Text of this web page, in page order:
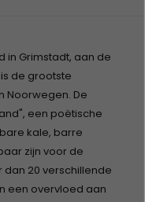
in Grimstadt, aan de
de grootste
Noorwegen. De
een poëtische
kale, barre
zijn voor de
dan 20 verschillende
een overvloed aan